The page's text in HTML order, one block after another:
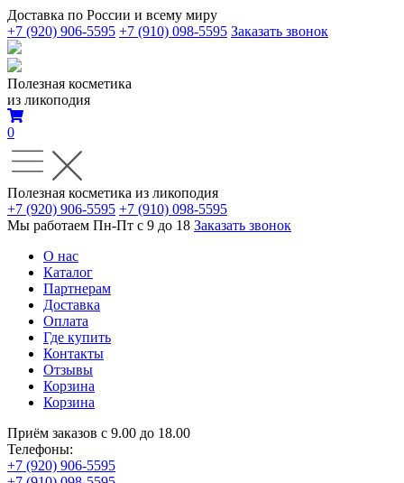
Доставка по России и всему миру
+7 (920) 906-5595 +7 (910) 098-5595 Заказать звонок
Полезная косметика
из ликоподия
0
Полезная косметика из ликоподия
+7 (920) 906-5595 +7 (910) 098-5595
Мы работаем Пн-Пт с 9 до 18 Заказать звонок
О нас
Каталог
Партнерам
Доставка
Оплата
Где купить
Контакты
Отзывы
Корзина
Корзина
Приём заказов с 9.00 до 18.00
Телефоны:
+7 (920) 906-5595